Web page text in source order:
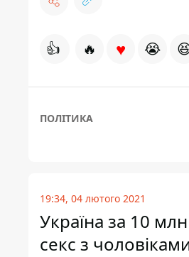
👍 🔥 ♥ 😭
ПОЛІТИКА
19:34, 04 лютого 2021
Україна за 10
секс з